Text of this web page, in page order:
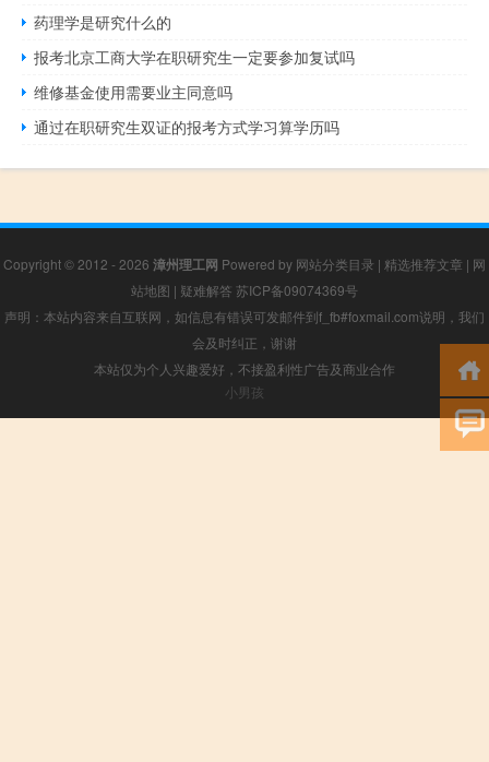
药理学是研究什么的
报考北京工商大学在职研究生一定要参加复试吗
维修基金使用需要业主同意吗
通过在职研究生双证的报考方式学习算学历吗
Copyright © 2012 - 2026 漳州理工网 Powered by 网站分类目录 | 精选推荐文章 | 网
站地图 | 疑难解答 苏ICP备09074369号
声明：本站内容来自互联网，如信息有错误可发邮件到f_fb#foxmail.com说明，我们
会及时纠正，谢谢
本站仅为个人兴趣爱好，不接盈利性广告及商业合作
小男孩